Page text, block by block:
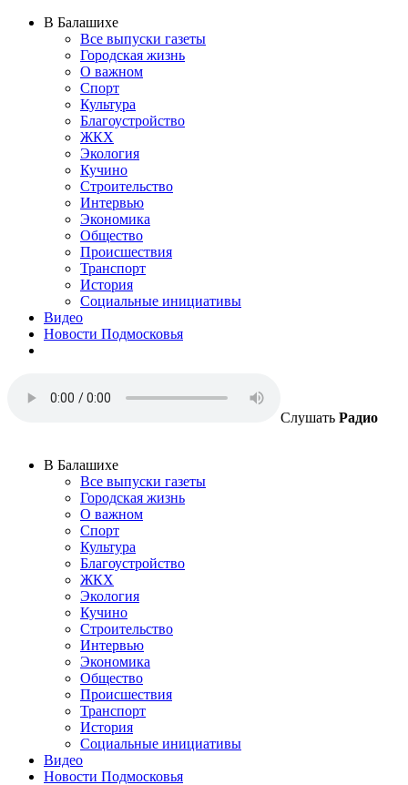
В Балашихе
Все выпуски газеты
Городская жизнь
О важном
Спорт
Культура
Благоустройство
ЖКХ
Экология
Кучино
Строительство
Интервью
Экономика
Общество
Происшествия
Транспорт
История
Социальные инициативы
Видео
Новости Подмосковья
Слушать Радио
В Балашихе
Все выпуски газеты
Городская жизнь
О важном
Спорт
Культура
Благоустройство
ЖКХ
Экология
Кучино
Строительство
Интервью
Экономика
Общество
Происшествия
Транспорт
История
Социальные инициативы
Видео
Новости Подмосковья